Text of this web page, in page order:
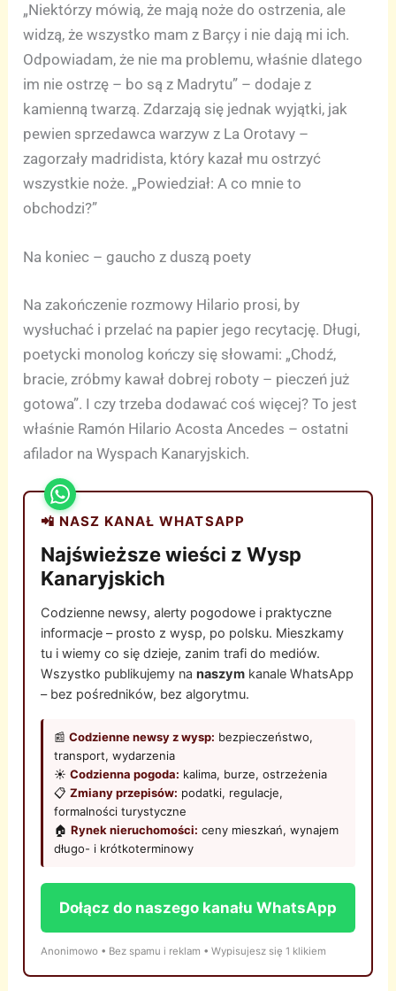
„Niektórzy mówią, że mają noże do ostrzenia, ale
widzą, że wszystko mam z Barçy i nie dają mi ich.
Odpowiadam, że nie ma problemu, właśnie dlatego
im nie ostrzę – bo są z Madrytu” – dodaje z
kamienną twarzą. Zdarzają się jednak wyjątki, jak
pewien sprzedawca warzyw z La Orotavy –
zagorzały madridista, który kazał mu ostrzyć
wszystkie noże. „Powiedział: A co mnie to
obchodzi?”
Na koniec – gaucho z duszą poety
Na zakończenie rozmowy Hilario prosi, by
wysłuchać i przelać na papier jego recytację. Długi,
poetycki monolog kończy się słowami: „Chodź,
bracie, zróbmy kawał dobrej roboty – pieczeń już
gotowa”. I czy trzeba dodawać coś więcej? To jest
właśnie Ramón Hilario Acosta Ancedes – ostatni
afilador na Wyspach Kanaryjskich.
📲 NASZ KANAŁ WHATSAPP
Najświeższe wieści z Wysp
Kanaryjskich
Codzienne newsy, alerty pogodowe i praktyczne
informacje – prosto z wysp, po polsku. Mieszkamy
tu i wiemy co się dzieje, zanim trafi do mediów.
Wszystko publikujemy nanaszym kanale WhatsApp
– bez pośredników, bez algorytmu.
📰Codzienne newsy z wysp: bezpieczeństwo,
transport, wydarzenia
☀️Codzienna pogoda: kalima, burze, ostrzeżenia
📋Zmiany przepisów: podatki, regulacje,
formalności turystyczne
🏠Rynek nieruchomości: ceny mieszkań, wynajem
długo- i krótkoterminowy
Dołącz do naszego kanału WhatsApp
Anonimowo • Bez spamu i reklam • Wypisujesz się 1 klikiem